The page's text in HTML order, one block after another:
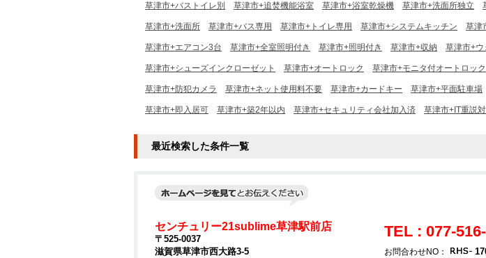
草津市+バストイレ別 草津市+追焚機能浴室 草津市+浴室乾燥機 草津市+洗面所独立
草津市+洗面所 草津市+バス専用 草津市+トイレ専用 草津市+システムキッチン 草津
草津市+エアコン3台 草津市+全室照明付き 草津市+照明付き 草津市+収納 草津市+ウ
草津市+シューズインクローゼット 草津市+オートロック 草津市+モニタ付オートロック
草津市+防犯カメラ 草津市+ネット使用料不要 草津市+カードキー 草津市+平面駐車場
草津市+即入居可 草津市+築2年以内 草津市+セキュリティ会社加入済 草津市+IT重説
最近検索した条件一覧
センチュリー21sublime草津駅前店
〒525-0037
滋賀県草津市西大路3-5
TEL : 077-
お問合わせNO：